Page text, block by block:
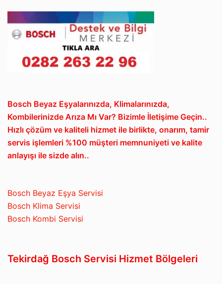
Bosch Beyaz Eşyalarınızda, Klimalarınızda,
Kombilerinizde Arıza Mı Var? Bizimle İletişime Geçin..
Hızlı çözüm ve kaliteli hizmet ile birlikte, onarım, tamir
servis işlemleri %100 müşteri memnuniyeti ve kalite
anlayışı ile sizde alın..
Bosch Beyaz Eşya Servisi
Bosch Klima Servisi
Bosch Kombi Servisi
Tekirdağ Bosch Servisi Hizmet Bölgeleri